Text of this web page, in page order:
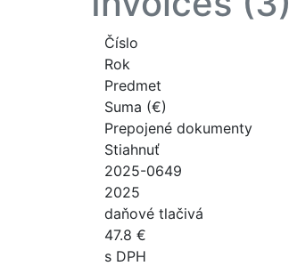
Číslo
Rok
Predmet
Suma (€)
Prepojené dokumenty
Stiahnuť
2025-0649
2025
daňové tlačivá
47.8 €
s DPH